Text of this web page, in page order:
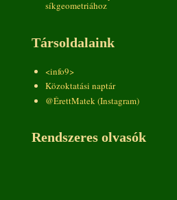
síkgeometriához
Társoldalaink
<info9>
Közoktatási naptár
@ÉrettMatek (Instagram)
Rendszeres olvasók